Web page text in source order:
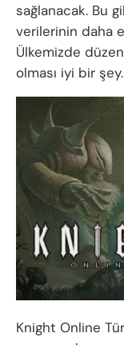
sağlanacak. Bu
verilerinin daha
Ülkemizde
olması iyi bir şey.
Knight Online